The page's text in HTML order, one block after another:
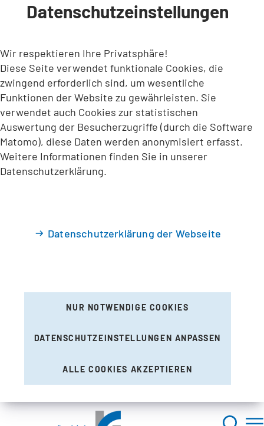
INHALT ANSPRINGEN
Datenschutzeinstellungen
Wir respektieren Ihre Privatsphäre!
Diese Seite verwendet funktionale Cookies, die
zwingend erforderlich sind, um wesentliche
Funktionen der Website zu gewährleisten. Sie
verwendet auch Cookies zur statistischen
Auswertung der Besucherzugriffe (durch die Software
Matomo), diese Daten werden anonymisiert erfasst.
Weitere Informationen finden Sie in unserer
Datenschutzerklärung.
Datenschutzerklärung der Webseite
NUR NOTWENDIGE COOKIES
DATENSCHUTZEINSTELLUNGEN ANPASSEN
ALLE COOKIES AKZEPTIEREN